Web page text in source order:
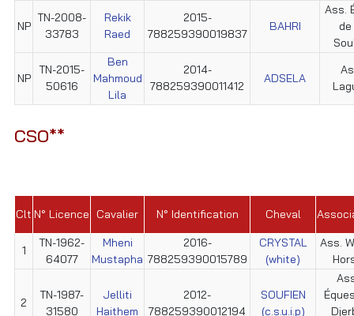
NP
TN-2008-
33783
Rekik
Raed
2015-
788259390019837
BAHRI
Ass.
NP
TN-2015-
50616
Ben
Mahmoud
Lila
2014-
788259390011412
ADSELA
CSO**
Clt N° Licence Cavalier N° Identification Cheval
1
TN-1962-
64077
Mheni
Mustapha
2016-
788259390015789
CRYSTAL
(white)
Ass.
2
TN-1987-
31580
Jelliti
Haithem
2012-
788259390012194
SOUFIEN
(c.s.u.i.p)